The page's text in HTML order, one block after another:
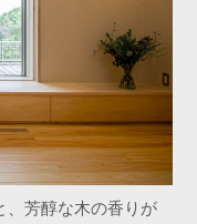
、芳醇な木の香りが